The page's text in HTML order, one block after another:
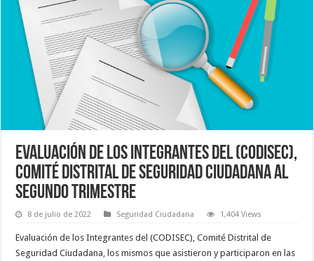
Evaluación de los Integrantes del (CODISEC),
Comité Distrital de Seguridad Ciudadana al
Segundo Trimestre
8 de julio de 2022 Seguridad Ciudadana 1,404 Views
Evaluación de los Integrantes del (CODISEC), Comité Distrital de
Seguridad Ciudadana, los mismos que asistieron y participaron en las